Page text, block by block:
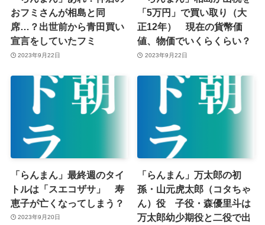
おフミさんが相島と同
席…？出世前から青田買い
宣言をしていたフミ
2023年9月22日
「5万円」で買い取り（大
正12年） 現在の貨幣価
値、物価でいくらくらい？
2023年9月22日
「らんまん」最終週のタイ
トルは「スエコザサ」 寿
恵子が亡くなってしまう？
2023年9月20日
「らんまん」万太郎の初
孫・山元虎太郎（コタちゃ
ん）役 子役・森優里斗は
万太郎幼少期役と二役で出